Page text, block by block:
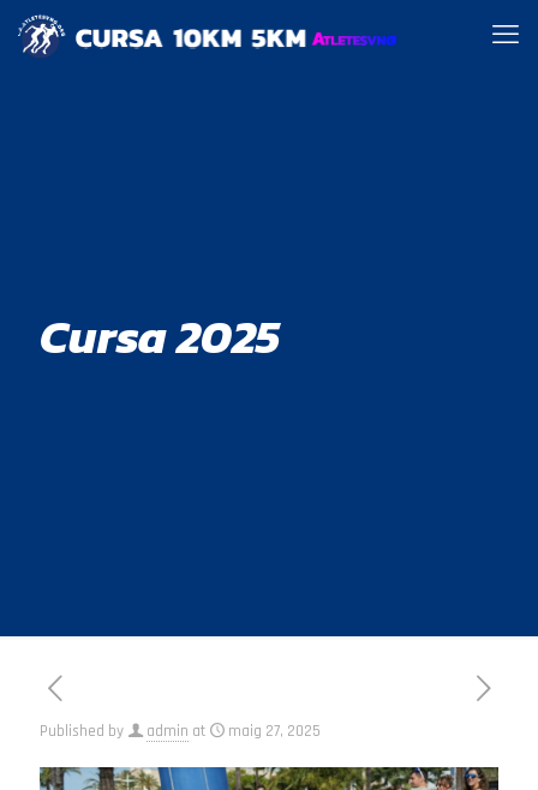
Cursa 2025
Published by admin at maig 27, 2025